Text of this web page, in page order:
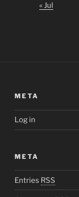
« Jul
META
Log in
META
Entries RSS